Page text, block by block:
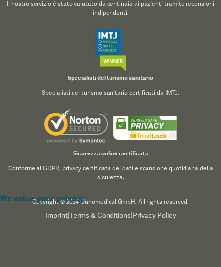
Il nostro servizio è stato valutato da centinaia di pazienti tramite recensioni
indipendenti.
Specialisti del turismo sanitario
Specialisti del turismo sanitario certificati da IMTJ.
Sicurezza online certificata
Conforme al GDPR, privacy certificata dei dati e scansione quotidiana della
sicurezza.
Copyright © 2024 Qunomedical GmbH. All rights reserved.
Imprint| Terms & Conditions Privacy Policy
We value your privacy
We use cookies to enhance your browsing experience,